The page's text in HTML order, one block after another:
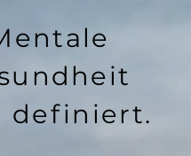
definiert.